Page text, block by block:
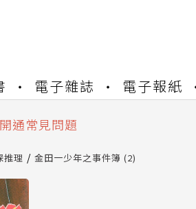
電子雜誌 電子報紙
級重要說明及資產合併結果查詢
通常見問題
級重要說明及資產合併結果查詢
讀資產合併與書櫃開通申請
推理 金田一少年之事件簿 (2)